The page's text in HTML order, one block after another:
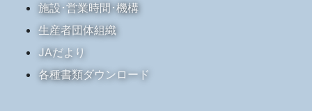
施設･営業時間･機構
生産者団体組織
JAだより
各種書類ダウンロード